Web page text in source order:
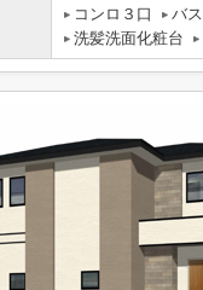
コンロ３口
バ
洗髪洗面化粧台